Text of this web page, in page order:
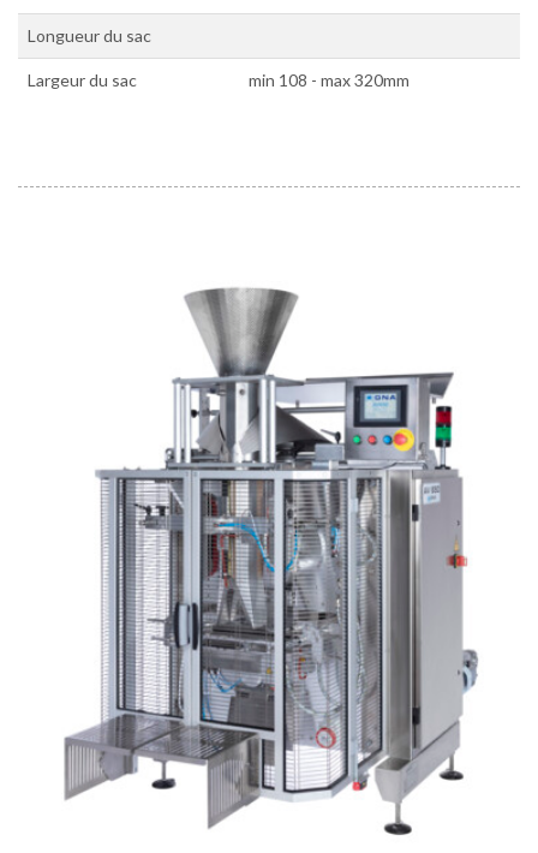
Longueur du sac
Largeur du sac min 108 - max 320mm